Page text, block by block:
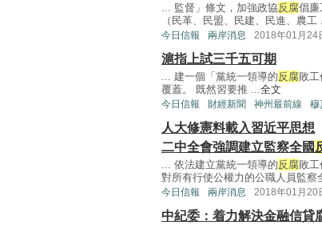
... 監督」條文，加強政協 反腐倡廉
（民革、民盟、民建、民進、農工
今日信報 兩岸消息 2018年01月24
滬指上試三千五可期
... 建一個「黨統一領導的 反腐敗
覆蓋。 既然習要推 ... 全文
今日信報 財經新聞 神州最前線 穆
人大修憲料載入習近平思想
二中全會強調建立監察全國
... 依法建立黨統一領導的 反腐敗
對所有行使公權力的公職人員監察
今日信報 兩岸消息 2018年01月20
中紀委：着力解決金融信貸